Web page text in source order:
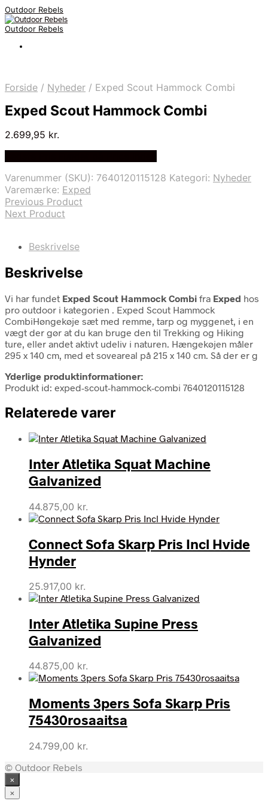
Outdoor Rebels
Outdoor Rebels
Forside / Nyheder / Exped Scout Hammock Combi
Exped Scout Hammock Combi
2.699,95 kr.
Varenummer (SKU): 7640120115128 Kategori: Nyheder
Varemærke: Exped
Previous Product
Next Product
Beskrivelse
Beskrivelse
Vi har fundet Exped Scout Hammock Combi fra Exped hos
pro outdoor i kategorien . Exped Scout Hammock
CombiHøngekøje sæt med remme, tarp og myggenet, i en
vægt der gør at du kan bruge den til Trekking og Hiking
ture, eller andet aktivt udeliv i naturen. Hængekøjen måler
295 x 140 cm, med et soveareal på 215 x 140 cm. Så der er g
Yderlige produktinformationer:
Produkt id: exped-scout-hammock-combi 7640120115128
Relaterede varer
Inter Atletika Squat Machine
Galvanized
44.875,00 kr.
Connect Sofa Skarp Pris Incl Hvide
Hynder
25.917,00 kr.
Inter Atletika Supine Press
Galvanized
44.875,00 kr.
Moments 3pers Sofa Skarp Pris
75430rosaaitsa
24.799,00 kr.
© Outdoor Rebels
×
×